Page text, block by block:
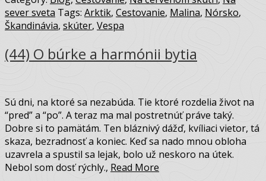
sever sveta Tags: Arktik, Cestovanie, Malina, Nórsko,
Škandinávia, skúter, Vespa
(44) O búrke a harmónii bytia
Sú dni, na ktoré sa nezabúda. Tie ktoré rozdelia život na
“pred” a “po”. A teraz ma mal postretnúť práve taký.
Dobre si to pamätám. Ten bláznivý dážď, kvíliaci vietor, tá
skaza, bezradnosť a koniec. Keď sa nado mnou obloha
uzavrela a spustil sa lejak, bolo už neskoro na útek.
Nebol som dosť rýchly., Read More